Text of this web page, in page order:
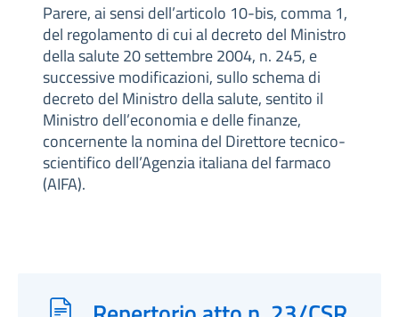
Parere, ai sensi dell’articolo 10-bis, comma 1,
del regolamento di cui al decreto del Ministro
della salute 20 settembre 2004, n. 245, e
successive modificazioni, sullo schema di
decreto del Ministro della salute, sentito il
Ministro dell’economia e delle finanze,
concernente la nomina del Direttore tecnico-
scientifico dell’Agenzia italiana del farmaco
(AIFA).